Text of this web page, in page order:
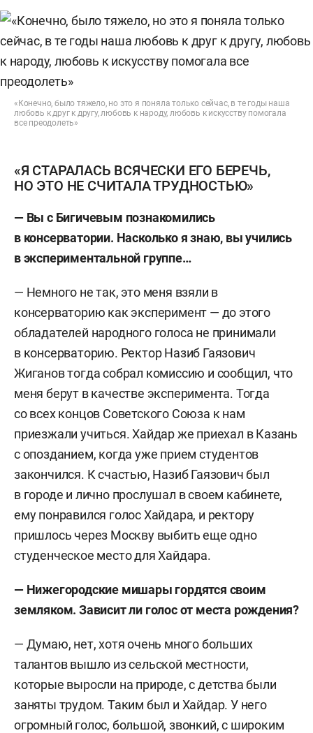
«Конечно, было тяжело, но это я поняла только сейчас, в те годы наша
любовь к друг к другу, любовь к народу, любовь к искусству помогала
все преодолеть»
«Я СТАРАЛАСЬ ВСЯЧЕСКИ ЕГО БЕРЕЧЬ,
НО ЭТО НЕ СЧИТАЛА ТРУДНОСТЬЮ»
— Вы с Бигичевым познакомились
в консерватории. Насколько я знаю, вы учились
в экспериментальной группе…
— Немного не так, это меня взяли в
консерваторию как эксперимент — до этого
обладателей народного голоса не принимали
в консерваторию. Ректор Назиб Гаязович
Жиганов тогда собрал комиссию и сообщил, что
меня берут в качестве эксперимента. Тогда
со всех концов Советского Союза к нам
приезжали учиться. Хайдар же приехал в Казань
с опозданием, когда уже прием студентов
закончился. К счастью, Назиб Гаязович был
в городе и лично прослушал в своем кабинете,
ему понравился голос Хайдара, и ректору
пришлось через Москву выбить еще одно
студенческое место для Хайдара.
— Нижегородские мишары гордятся своим
земляком. Зависит ли голос от места рождения?
— Думаю, нет, хотя очень много больших
талантов вышло из сельской местности,
которые выросли на природе, с детства были
заняты трудом. Таким был и Хайдар. У него
огромный голос, большой, звонкий, с широким